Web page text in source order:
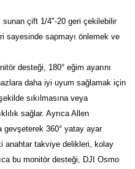
çift 1/4"-20 geri çekilebilir
sayesinde sapmayı önlemek ve
desteği, 180° eğim ayarını
daha iyi uyum sağlamak için
sıkılmasına veya
sağlar. Ayrıca Allen
gevşeterek 360° yatay ayar
anahtar takviye delikleri, kolay
bu monitör desteği, DJI Osmo